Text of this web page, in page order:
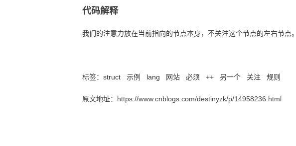
代码解释
我们的注意力放在当前指向的节点本身，不关注这个节点的左右节点。
标签： struct 示例 lang 网站 必须 ++ 另一个 关注 规则
原文地址：https://www.cnblogs.com/destinyzk/p/14958236.html